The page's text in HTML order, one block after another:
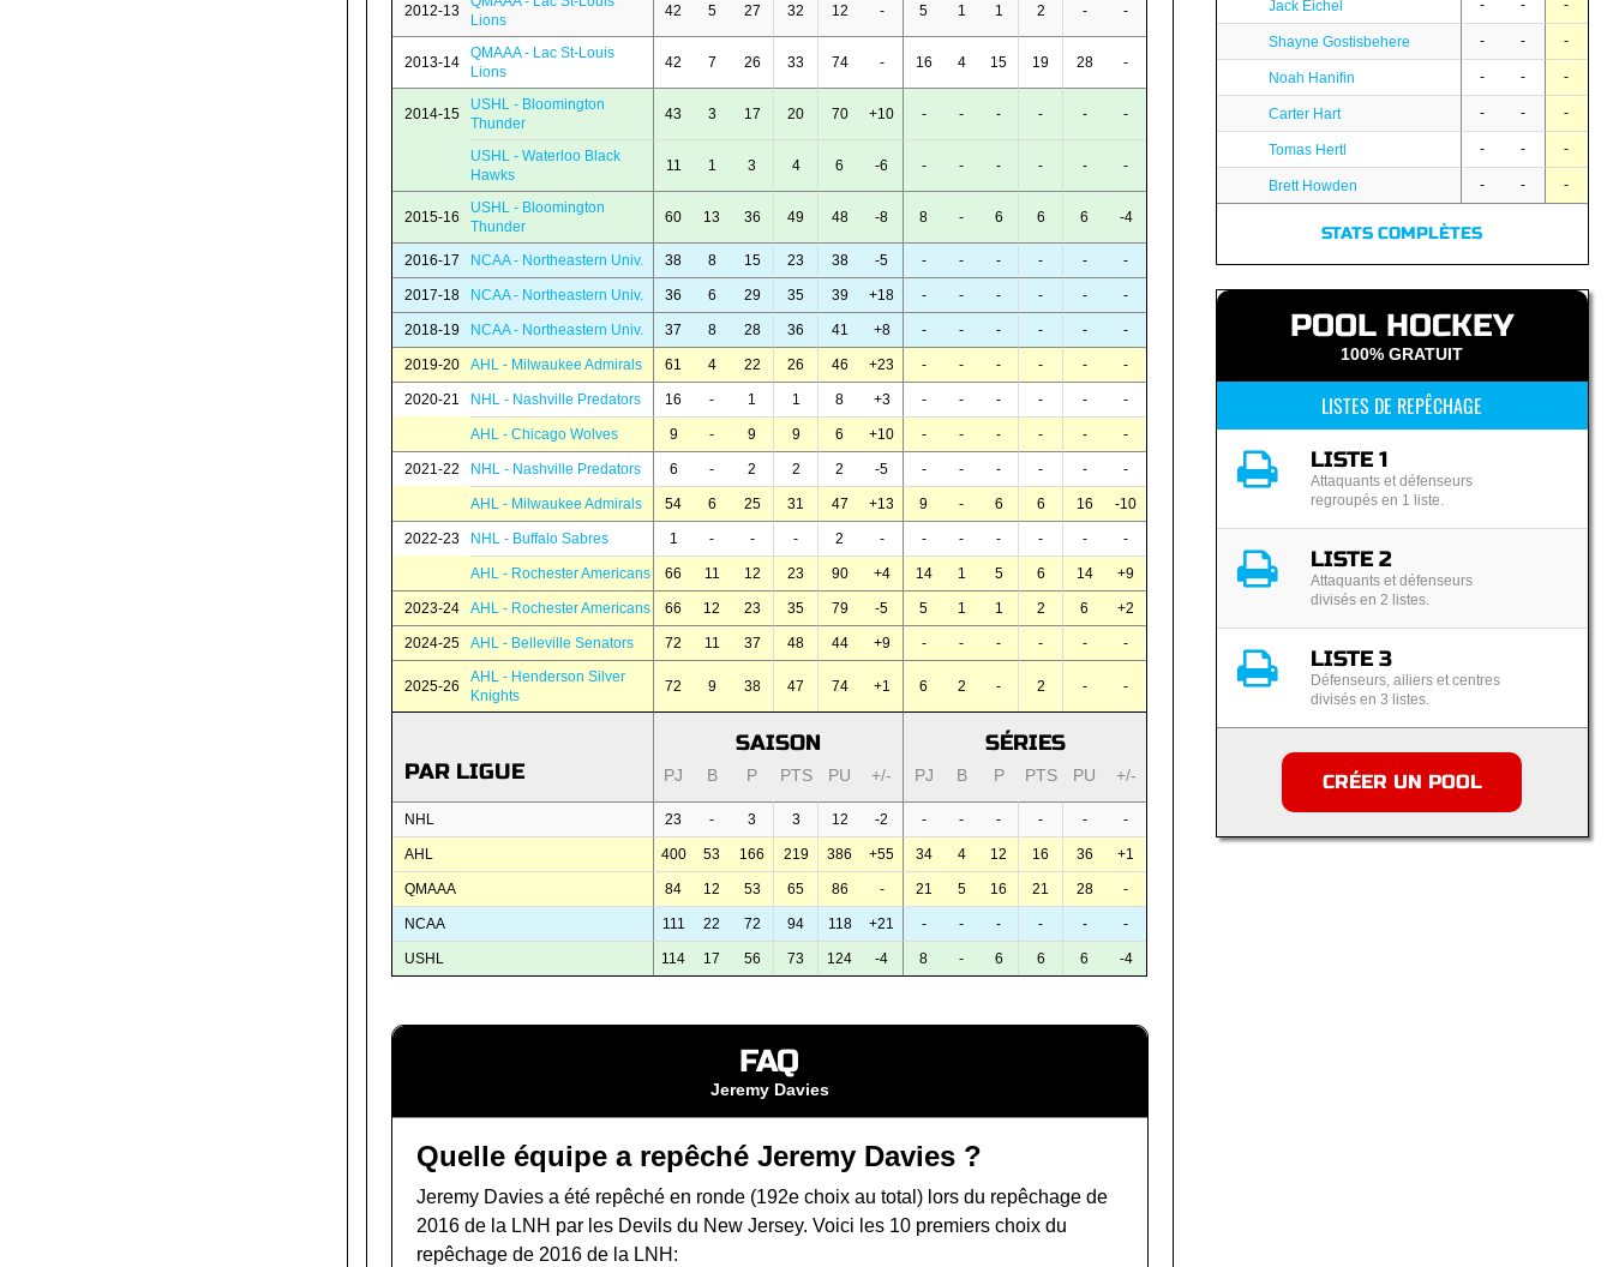
2012-13
Lions
42 5 27 32 12 - 5 1 1 2 - -
2013-14
QMAAA - Lac St-Louis
Lions
42 7 26 33 74 - 16 4 15 19 28 -
2014-15
USHL - Bloomington
Thunder
43 3 17 20 70 +10 - - - - - -
USHL - Waterloo Black
Hawks
11 1 3 4 6 -6 - - - - - -
2015-16
USHL - Bloomington
Thunder
60 13 36 49 48 -8 8 - 6 6 6 -4
2016-17 NCAA - Northeastern Univ. 38 8 15 23 38 -5 - - - - - -
2017-18 NCAA - Northeastern Univ. 36 6 29 35 39 +18 - - - - - -
2018-19 NCAA - Northeastern Univ. 37 8 28 36 41 +8 - - - - - -
2019-20 AHL - Milwaukee Admirals 61 4 22 26 46 +23 - - - - - -
2020-21 NHL - Nashville Predators 16 - 1 1 8 +3 - - - - - -
AHL - Chicago Wolves 9 - 9 9 6 +10 - - - - - -
2021-22 NHL - Nashville Predators 6 - 2 2 2 -5 - - - - - -
AHL - Milwaukee Admirals 54 6 25 31 47 +13 9 - 6 6 16 -10
2022-23 NHL - Buffalo Sabres 1 - - - 2 - - - - - - -
AHL - Rochester Americans 66 11 12 23 90 +4 14 1 5 6 14 +9
2023-24 AHL - Rochester Americans 66 12 23 35 79 -5 5 1 1 2 6 +2
2024-25 AHL - Belleville Senators 72 11 37 48 44 +9 - - - - - -
2025-26
AHL - Henderson Silver
Knights
72 9 38 47 74 +1 6 2 - 2 - -
PAR LIGUE
SAISON SÉRIES
PJ B P PTS PU +/- PJ B P PTS PU +/-
NHL 23 - 3 3 12 -2 - - - - - -
AHL 400 53 166 219 386 +55 34 4 12 16 36 +1
QMAAA 84 12 53 65 86 - 21 5 16 21 28 -
NCAA 111 22 72 94 118 +21 - - - - - -
USHL 114 17 56 73 124 -4 8 - 6 6 6 -4
FAQ
Jeremy Davies
Quelle équipe a repêché Jeremy Davies ?
Jeremy Davies a été repêché en ronde (192e choix au total) lors du repêchage de
2016 de la LNH par les Devils du New Jersey. Voici les 10 premiers choix du
repêchage de 2016 de la LNH:
Jack Eichel - - -
Shayne Gostisbehere - - -
Noah Hanifin - - -
Carter Hart - - -
Tomas Hertl - - -
Brett Howden - - -
STATS COMPLÈTES
POOL HOCKEY
100% GRATUIT
LISTES DE REPÊCHAGE
LISTE 1
Attaquants et défenseurs
regroupés en 1 liste.
LISTE 2
Attaquants et défenseurs
divisés en 2 listes.
LISTE 3
Défenseurs, ailiers et centres
divisés en 3 listes.
CRÉER UN POOL